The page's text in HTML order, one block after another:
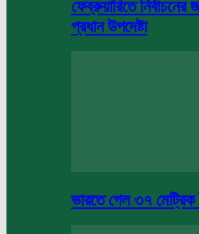
ফেব্রুয়ারিতে
প্রধান উপদেষ্টা
ভারতে গেল ৩৭